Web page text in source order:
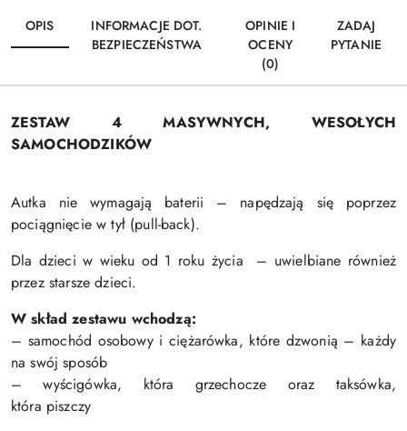
OPIS
INFORMACJE DOT.
BEZPIECZEŃSTWA
OPINIE I
OCENY
(0)
ZADAJ
PYTANIE
ZESTAW 4 MASYWNYCH, WESOŁYCH
SAMOCHODZIKÓW
Autka nie wymagają baterii – napędzają się poprzez
pociągnięcie w tył (pull-back).
Dla dzieci w wieku od 1 roku życia – uwielbiane również
przez starsze dzieci.
W skład zestawu wchodzą:
– samochód osobowy i ciężarówka, które dzwonią – każdy
na swój sposób
– wyścigówka, która grzechocze oraz taksówka,
która piszczy